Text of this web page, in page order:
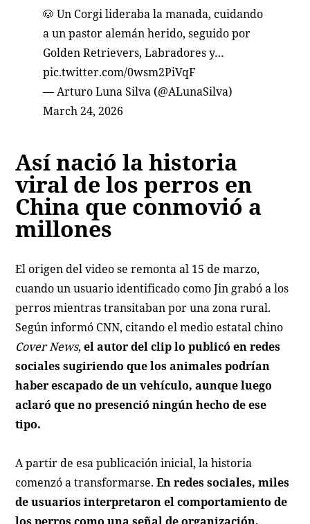
🐶 Un Corgi lideraba la manada, cuidando
a un pastor alemán herido, seguido por
Golden Retrievers, Labradores y…
pic.twitter.com/0wsm2PiVqF
— Arturo Luna Silva (@ALunaSilva)
March 24, 2026
Así nació la historia
viral de los perros en
China que conmovió a
millones
El origen del video se remonta al 15 de marzo,
cuando un usuario identificado como Jin grabó a los
perros mientras transitaban por una zona rural.
Según informó CNN, citando el medio estatal chino
Cover News,el autor del clip lo publicó en redes
sociales sugiriendo que los animales podrían
haber escapado de un vehículo, aunque luego
aclaró que no presenció ningún hecho de ese
tipo.
A partir de esa publicación inicial, la historia
comenzó a transformarse.En redes sociales, miles
de usuarios interpretaron el comportamiento de